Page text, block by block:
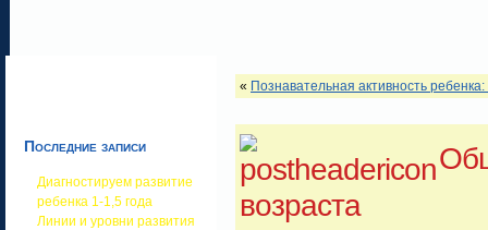
Последние записи
Диагностируем развитие
ребенка 1-1,5 года
Линии и уровни развития
« Познавательная активность ребенка:
возраста